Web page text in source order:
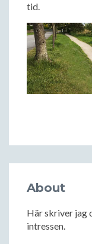
tid.
About
Här skriver jag
intressen.